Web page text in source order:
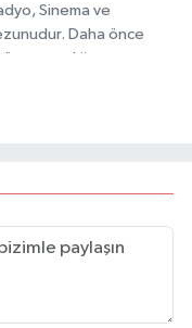
Sinema ve
Daha önce
yazarlığı yapmış ve